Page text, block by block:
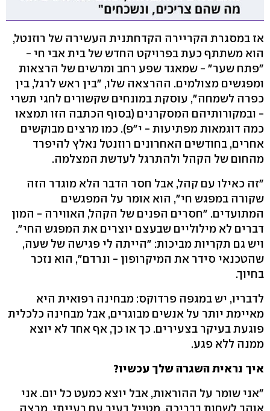
אז במסגרת הקריירה הקדחתנית העשירה של רוזנטל,
הוא משתתף כעת בפרויקט החדש של בית אבי חי -
"פתח שער" - שמאגד שפע רחב ומרשים של הרצאות
ומפגשים מצולמים. ההרצאה שלו, "בין ראש לרגל, בין
כפרה לשמחה", עוסקת במונחים שקשורים לחגי תשרי
- ובמקורותיהם המסקרנים (בסוף הכתבה הזו תמצאו
כמה דוגמאות מפתיעות - י"פ). כמו מרצים מבוקשים
אחרים, בחודשים האחרונים רוזנטל נאלץ להיפרד
מהחום של הקהל ולהתרגל לעדשת המצלמה.
"זה כאילו עם קהל, אבל חסר הדבר הלא מוגדר הזה
שקורה במפגש חי", הוא אומר על המפגשים
המתועדים. "חסרים הפנים של הקהל, האווירה - המון
דברים לא מילוליים שבעצם יוצרים את המפגש החי".
ויש גם תקריות מביכות: "הייתה לי פגישה של שעה,
שהטכנאי סידר את המיקרופון - ונרדם", הוא נזכר
בחיוך.
לדבריו, יש במגפה פרדוקס: מבחינה רפואית היא
מאיימת יותר על אנשים מבוגרים, אבל מבחינה כלכלית
פוגעת בעיקר בצעירים. כך או כך, אף אחד לא יוצא
ממנה ללא פגע.
איך נראית השגרה שלך עכשיו?
"אני שומר על ההוראות, אבל יוצא כמעט כל יום. אני
אוהב לשחות בבריכה, מטייל בעיר עם רעייתי, מרצה